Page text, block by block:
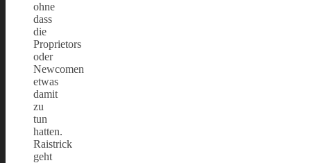
ohne
dass
die
Proprietors
oder
Newcomen
etwas
damit
zu
tun
hatten.
Raistrick
geht